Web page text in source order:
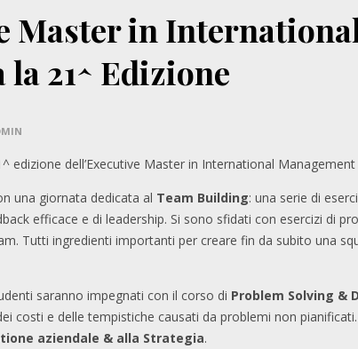
Master in
21^ Edizione
edizione dell’Executive Master in International
una giornata dedicata al Team Building: una serie di
efficace e di leadership. Si sono sfidati con esercizi di
Tutti ingredienti importanti per creare fin da subito una
saranno impegnati con il corso di Problem Solving &
costi e delle tempistiche causati da problemi non
aziendale & alla Strategia.